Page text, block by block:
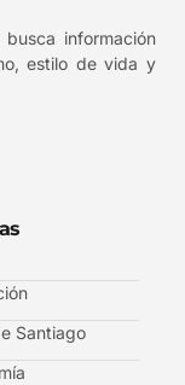
información
estilo de vida y
Santiago